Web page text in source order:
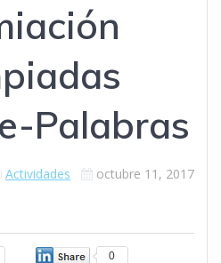
Palabras
Actividades octubre 11, 2017
0